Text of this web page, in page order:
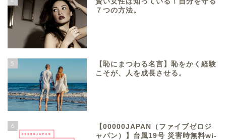
７つの方法。
5
【恥にまつわる名言】恥をかく経験
こそが、人を成長させる。
6
【00000JAPAN（ファイブゼロジ
ャパン）】台風19号 災害時無料wi-